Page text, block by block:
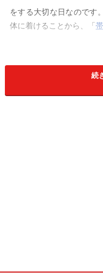
をする大切な日なのです
体に着けることから、「
が割り振られていて、
続